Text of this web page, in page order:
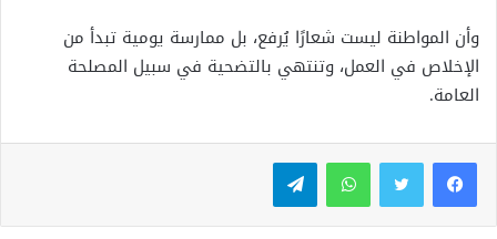
وأن المواطنة ليست شعارًا يُرفع، بل ممارسة يومية تبدأ من
الإخلاص في العمل، وتنتهي بالتضحية في سبيل المصلحة
العامة.
واتساب تيلقرام